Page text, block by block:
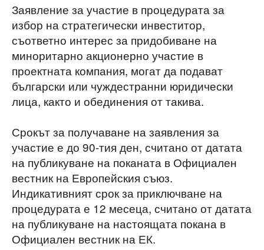
Заявление за участие в процедурата за
избор на стратегически инвеститор,
съответно интерес за придобиване на
миноритарно акционерно участие в
проектната компания, могат да подават
български или чуждестранни юридически
лица, както и обединения от такива.
Срокът за получаване на заявления за
участие е до 90-тия ден, считано от датата
на публикуване на поканата в Официален
вестник на Европейския съюз.
Индикативният срок за приключване на
процедурата е 12 месеца, считано от датата
на публикуване на настоящата покана в
Официален вестник на ЕК.